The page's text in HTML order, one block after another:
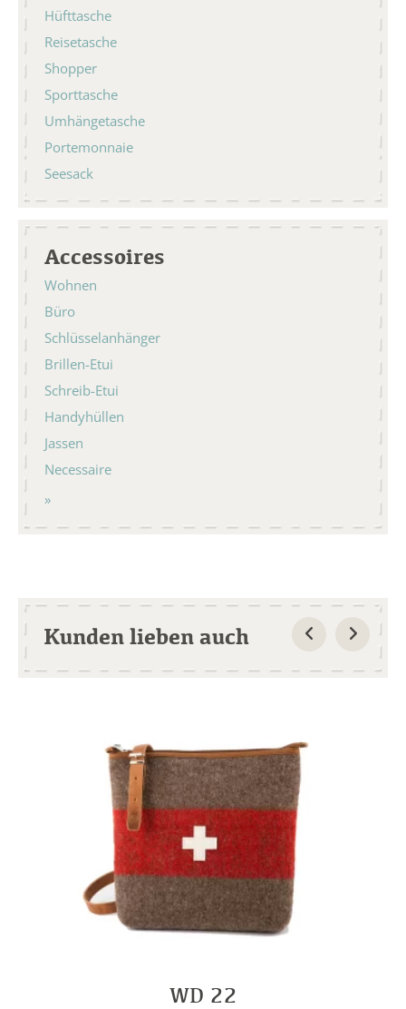
Hüfttasche
Reisetasche
Shopper
Sporttasche
Umhängetasche
Portemonnaie
Seesack
Accessoires
Wohnen
Büro
Schlüsselanhänger
Brillen-Etui
Schreib-Etui
Handyhüllen
Jassen
Necessaire
Kunden lieben auch
WD 22